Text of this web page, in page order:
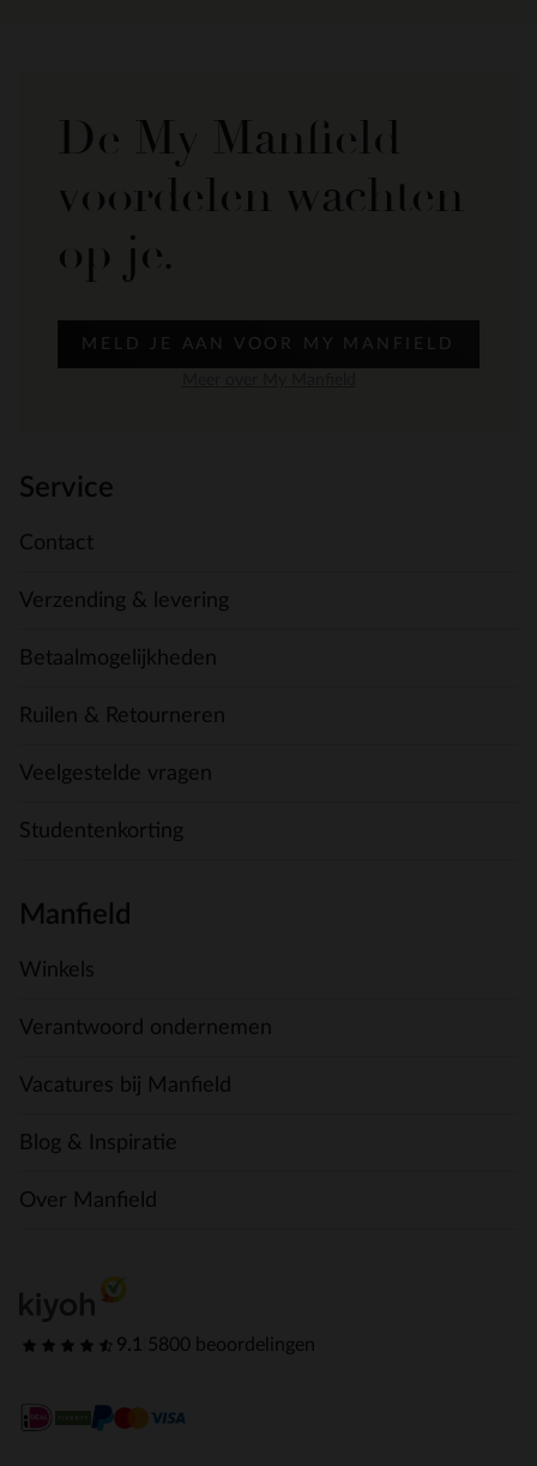
De My Manfield
voordelen wachten
op je.
MELD JE AAN VOOR MY MANFIELD
Service
Contact
Verzending & levering
Betaalmogelijkheden
Ruilen & Retourneren
Veelgestelde vragen
Studentenkorting
Manfield
Winkels
Verantwoord ondernemen
Vacatures bij Manfield
Blog & Inspiratie
Over Manfield
9.1 5800 beoordelingen